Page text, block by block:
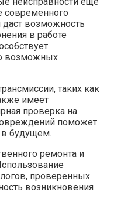
современного
даст возможность
в работе
возможных
таких как
имеет
проверка на
поможет
в будущем.
ремонта и
проверенных
возникновения